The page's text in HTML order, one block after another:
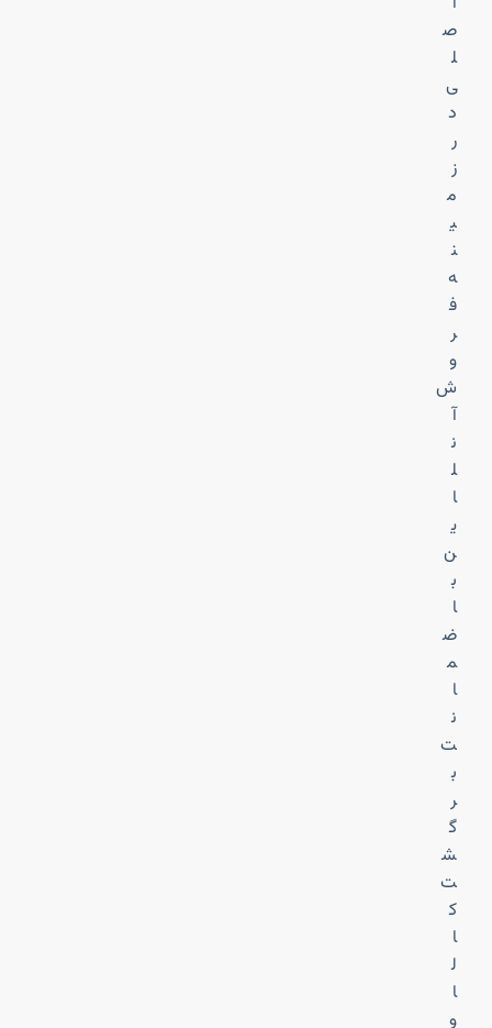
ص
ل
ی
د
ر
ز
م
ی
ن
ه
ف
ر
و
ش
آ
ن
ل
ا
ی
ن
ب
ا
ض
م
ا
ن
ت
ب
ر
گ
ش
ت
ک
ا
ل
ا
و